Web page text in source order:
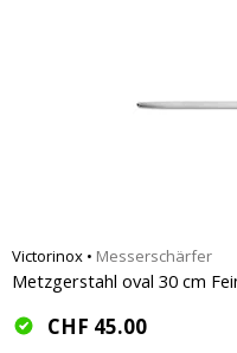
Victorinox • Messerschärfer
Metzgerstahl oval 30 cm
CHF 45.00